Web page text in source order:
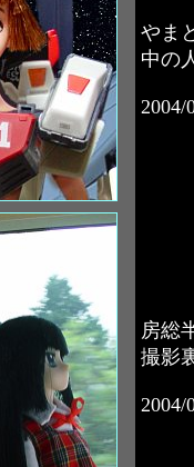
やま
中の
2004/
房総
撮影
2004/